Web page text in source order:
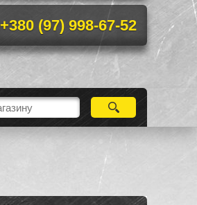
+380 (97) 998-67-52